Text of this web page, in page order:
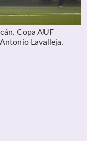
Copa AUF
Lavalleja.